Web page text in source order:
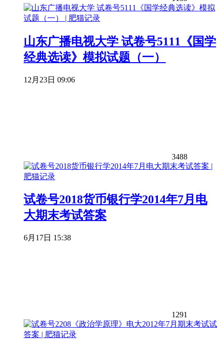
山东广播电视大学 试卷号5111《国学
经典选读》模拟试题（一）
12月23日 09:06
3488
试卷号2018货币银行学2014年7月电
大期末考试答案
6月17日 15:38
1291